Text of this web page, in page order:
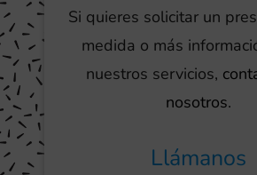
Si quieres solicitar un
medida o más
nuestros servicios,
nosotros.
Llámanos